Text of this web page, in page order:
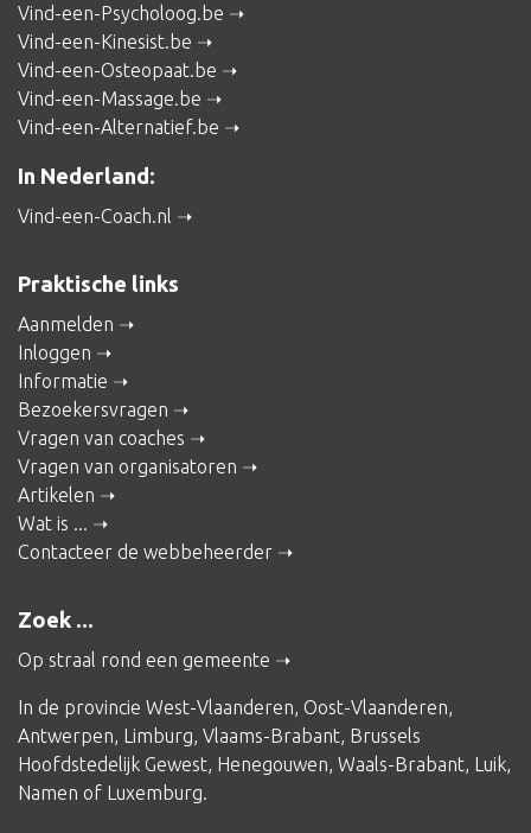
Vind-een-Psycholoog.be
Vind-een-Kinesist.be
Vind-een-Osteopaat.be
Vind-een-Massage.be
Vind-een-Alternatief.be
In Nederland:
Vind-een-Coach.nl
Praktische links
Aanmelden
Inloggen
Informatie
Bezoekersvragen
Vragen van coaches
Vragen van organisatoren
Artikelen
Wat is ...
Contacteer de webbeheerder
Zoek ...
Op straal rond een gemeente
In de provincie West-Vlaanderen, Oost-Vlaanderen,
Antwerpen, Limburg, Vlaams-Brabant, Brussels
Hoofdstedelijk Gewest, Henegouwen, Waals-Brabant, Luik,
Namen of Luxemburg.